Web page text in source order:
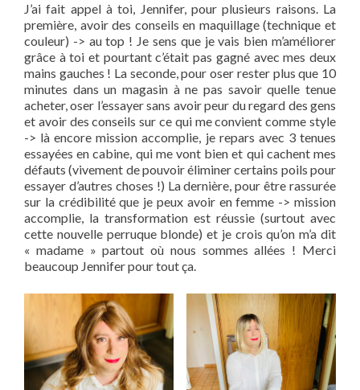
J’ai fait appel à toi, Jennifer, pour plusieurs raisons. La
première, avoir des conseils en maquillage (technique et
couleur) -> au top ! Je sens que je vais bien m’améliorer
grâce à toi et pourtant c’était pas gagné avec mes deux
mains gauches ! La seconde, pour oser rester plus que 10
minutes dans un magasin à ne pas savoir quelle tenue
acheter, oser l’essayer sans avoir peur du regard des gens
et avoir des conseils sur ce qui me convient comme style
-> là encore mission accomplie, je repars avec 3 tenues
essayées en cabine, qui me vont bien et qui cachent mes
défauts (vivement de pouvoir éliminer certains poils pour
essayer d’autres choses !) La dernière, pour être rassurée
sur la crédibilité que je peux avoir en femme -> mission
accomplie, la transformation est réussie (surtout avec
cette nouvelle perruque blonde) et je crois qu’on m’a dit
« madame » partout où nous sommes allées ! Merci
beaucoup Jennifer pour tout ça.